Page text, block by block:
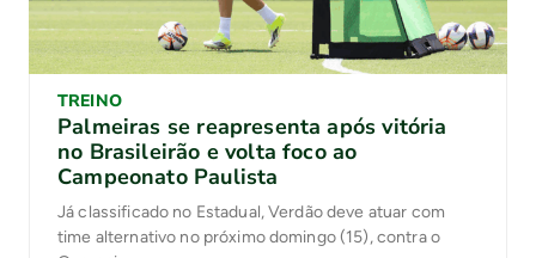
TREINO
Palmeiras se reapresenta após vitória
no Brasileirão e volta foco ao
Campeonato Paulista
Já classificado no Estadual, Verdão deve atuar com
time alternativo no próximo domingo (15), contra o